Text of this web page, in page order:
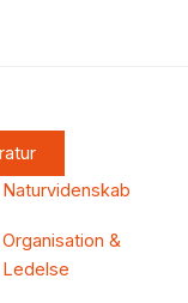
Naturvidenskab
Organisation &
Ledelse